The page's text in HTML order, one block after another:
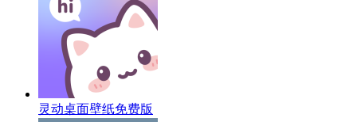
灵动桌面壁纸免费版